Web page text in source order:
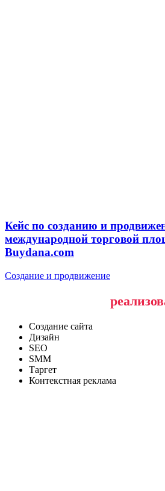
Кейс по созданию и
международной торговой
Buydana.com
Создание и продвижение
Создание сайта
Дизайн
SEO
SMM
Таргет
Контекстная реклама